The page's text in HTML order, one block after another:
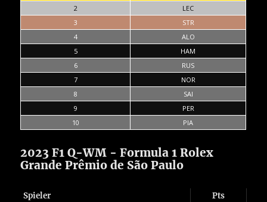
2
LEC
3
STR
4
ALO
5
HAM
6
RUS
7
NOR
8
SAI
9
PER
10
PIA
2023 F1 Q-WM - Formula 1 Rolex
Grande Prêmio de São Paulo
Spieler
Pts